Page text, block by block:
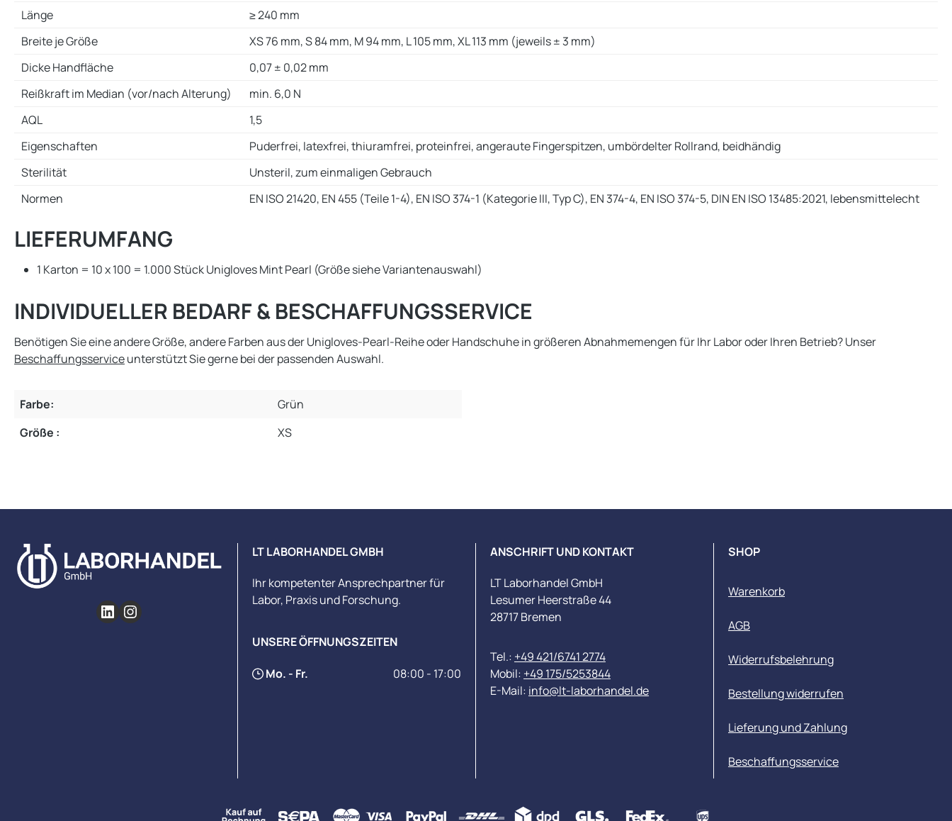
Länge
≥ 240 mm
Breite je Größe
XS 76 mm, S 84 mm, M 94 mm, L 105 mm, XL 113 mm (jeweils ± 3 mm)
Dicke Handfläche
0,07 ± 0,02 mm
Reißkraft im Median (vor/nach Alterung)
min. 6,0 N
AQL
1,5
Eigenschaften
Puderfrei, latexfrei, thiuramfrei, proteinfrei, angeraute Fingerspitzen, umbördelter Rollrand, beidhändig
Sterilität
Unsteril, zum einmaligen Gebrauch
Normen
EN ISO 21420, EN 455 (Teile 1-4), EN ISO 374-1 (Kategorie III, Typ C), EN 374-4, EN ISO 374-5, DIN EN ISO 13485:2021, lebensmittelecht
LIEFERUMFANG
1 Karton = 10 x 100 = 1.000 Stück Unigloves Mint Pearl (Größe siehe Variantenauswahl)
INDIVIDUELLER BEDARF & BESCHAFFUNGSSERVICE
Benötigen Sie eine andere Größe, andere Farben aus der Unigloves-Pearl-Reihe oder Handschuhe in größeren Abnahmemengen für Ihr Labor oder Ihren Betrieb? Unser
Beschaffungsserviceunterstützt Sie gerne bei der passenden Auswahl.
Farbe:
Grün
Größe :
XS
LT LABORHANDEL GMBH
Ihr kompetenter Ansprechpartner für
Labor, Praxis und Forschung.
UNSERE ÖFFNUNGSZEITEN
Mo. - Fr. 08:00 - 17:00
ANSCHRIFT UND KONTAKT
LT Laborhandel GmbH
Lesumer Heerstraße 44
28717 Bremen
Tel.: +49 421/6741 2774
Mobil: +49 175/5253844
E-Mail: info@lt-laborhandel.de
SHOP
Warenkorb
AGB
Widerrufsbelehrung
Bestellung widerrufen
Lieferung und Zahlung
Beschaffungsservice